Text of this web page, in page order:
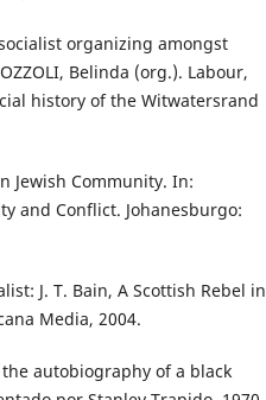
socialist organizing amongst
Belinda (org.). Labour,
history of the Witwatersrand
Jewish Community. In:
and Conflict. Johanesburgo:
J. T. Bain, A Scottish Rebel in
Media, 2004.
the autobiography of a black